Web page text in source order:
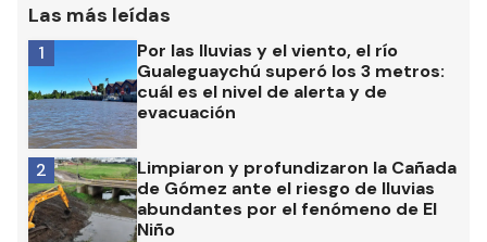
Las más leídas
Por las lluvias y el viento, el río
Gualeguaychú superó los 3 metros:
cuál es el nivel de alerta y de
evacuación
1
Limpiaron y profundizaron la Cañada
de Gómez ante el riesgo de lluvias
abundantes por el fenómeno de El
Niño
2